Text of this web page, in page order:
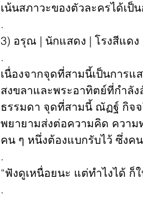
เน้นสภาวะของตัวละครได้เป็
.
3) อรุณ | นักแสดง | โรงสีแดง
.
เนื่องจากจุดที่สามนี้เป็นการ
สงขลาและพระอาทิตย์ที่กำลั
ธรรมดา จุดที่สามนี้ ณัฏฐ์ กิจจ
พยายามส่งต่อความคิด ความ
คน ๆ หนึ่งต้องแบกรับไว้ ซึ่งค
.
“ฟังดูเหนื่อยนะ แต่ทำไงได้ ก็
.